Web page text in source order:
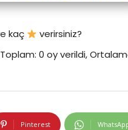
kaç
verirsiniz?
0 oy verildi,
Pinterest